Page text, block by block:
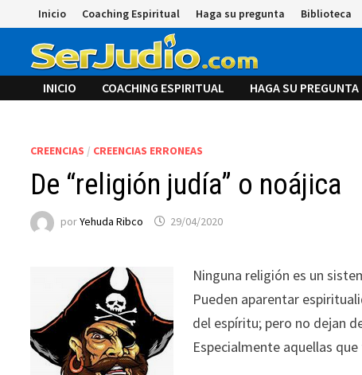
al
contenido
Inicio Coaching Espiritual Haga su pregunta Biblioteca
INICIO COACHING ESPIRITUAL HAGA SU PREGUNTA
CREENCIAS / CREENCIAS ERRONEAS
De “religión judía” o noájica
porYehuda Ribco 29/04/2020
Ninguna religión es un
Pueden aparentar
del espíritu; pero no dejan
Especialmente aquellas